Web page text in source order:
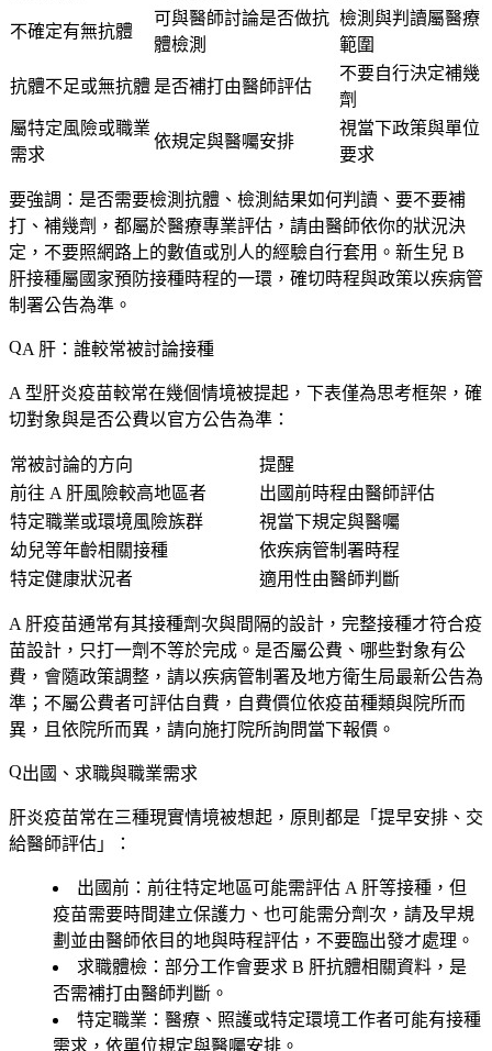
不確定有無抗體
可與醫師討論是否做抗
體檢測
檢測與判讀屬醫療
範圍
抗體不足或無抗體 是否補打由醫師評估
不要自行決定補幾
劑
屬特定風險或職業
需求
依規定與醫囑安排
視當下政策與單位
要求
要強調： 是否需要檢測抗體、檢測結果如何判讀、要不要補
打、補幾劑 ，都屬於醫療專業評估，請由醫師依你的狀況決
定，不要照網路上的數值或別人的經驗自行套用。新生兒 B
肝接種屬國家預防接種時程的一環， 確切時程與政策以疾病管
制署公告為準 。
A 肝：誰較常被討論接種
A 型肝炎疫苗較常在幾個情境被提起，下表僅為思考框架 ，確
切對象與是否公費以官方公告為準：
常被討論的方向
提醒
前往 A 肝風險較高地區者
出國前時程由醫師評估
特定職業或環境風險族群
視當下規定與醫囑
幼兒等年齡相關接種
依疾病管制署時程
特定健康狀況者
適用性由醫師判斷
A 肝疫苗通常有其接種劑次與間隔的設計， 完整接種才符合疫
苗設計，只打一劑不等於完成 。是否屬公費、哪些對象有公
費，會隨政策調整，請以疾病管制署及地方衛生局最新公告為
準；不屬公費者可評估自費，自費價位依疫苗種類與院所而
異， 且依院所而異 ，請向施打院所詢問當下報價。
出國、求職與職業需求
肝炎疫苗常在三種現實情境被想起，原則都是「提早安排、交
給醫師評估」：
出國前 ：前往特定地區可能需評估 A 肝等接種，但
疫苗需要時間建立保護力、也可能需分劑次， 請及早規
劃並由醫師依目的地與時程評估 ，不要臨出發才處理。
求職體檢 ：部分工作會要求 B 肝抗體相關資料，是
否需補打由醫師判斷。
特定職業 ：醫療、照護或特定環境工作者可能有接種
需求，依單位規定與醫囑安排。